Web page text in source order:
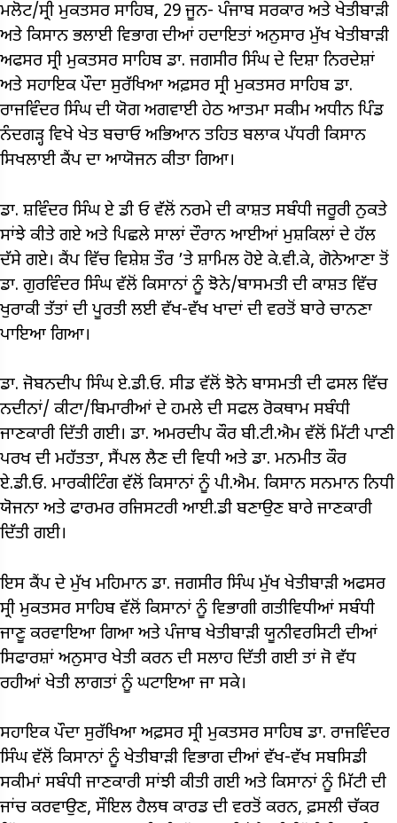
ਮਲੋਟ/ਸ੍ਰੀ ਮੁਕਤਸਰ ਸਾਹਿਬ, 29 ਜੂਨ- ਪੰਜਾਬ ਸਰਕਾਰ ਅਤੇ ਖੇਤੀਬਾੜੀ
ਅਤੇ ਕਿਸਾਨ ਭਲਾਈ ਵਿਭਾਗ ਦੀਆਂ ਹਦਾਇਤਾਂ ਅਨੁਸਾਰ ਮੁੱਖ ਖੇਤੀਬਾੜੀ
ਅਫਸਰ ਸ੍ਰੀ ਮੁਕਤਸਰ ਸਾਹਿਬ ਡਾ. ਜਗਸੀਰ ਸਿੰਘ ਦੇ ਦਿਸ਼ਾ ਨਿਰਦੇਸ਼ਾਂ
ਅਤੇ ਸਹਾਇਕ ਪੌਦਾ ਸੁਰੱਖਿਆ ਅਫ਼ਸਰ ਸ੍ਰੀ ਮੁਕਤਸਰ ਸਾਹਿਬ ਡਾ.
ਰਾਜਵਿੰਦਰ ਸਿੰਘ ਦੀ ਯੋਗ ਅਗਵਾਈ ਹੇਠ ਆਤਮਾ ਸਕੀਮ ਅਧੀਨ ਪਿੰਡ
ਨੰਦਗੜ੍ਹ ਵਿਖੇ ਖੇਤ ਬਚਾਓ ਅਭਿਆਨ ਤਹਿਤ ਬਲਾਕ ਪੱਧਰੀ ਕਿਸਾਨ
ਸਿਖਲਾਈ ਕੈਂਪ ਦਾ ਆਯੋਜਨ ਕੀਤਾ ਗਿਆ।
ਡਾ. ਸ਼ਵਿੰਦਰ ਸਿੰਘ ਏ ਡੀ ਓ ਵੱਲੋਂ ਨਰਮੇ ਦੀ ਕਾਸ਼ਤ ਸਬੰਧੀ ਜਰੂਰੀ ਨੁਕਤੇ
ਸਾਂਝੇ ਕੀਤੇ ਗਏ ਅਤੇ ਪਿਛਲੇ ਸਾਲਾਂ ਦੌਰਾਨ ਆਈਆਂ ਮੁਸ਼ਕਿਲਾਂ ਦੇ ਹੱਲ
ਦੱਸੇ ਗਏ। ਕੈਂਪ ਵਿੱਚ ਵਿਸ਼ੇਸ਼ ਤੌਰ ’ਤੇ ਸ਼ਾਮਿਲ ਹੋਏ ਕੇ.ਵੀ.ਕੇ, ਗੋਨੇਆਣਾ ਤੋਂ
ਡਾ. ਗੁਰਵਿੰਦਰ ਸਿੰਘ ਵੱਲੋਂ ਕਿਸਾਨਾਂ ਨੂੰ ਝੋਨੇ/ਬਾਸਮਤੀ ਦੀ ਕਾਸ਼ਤ ਵਿੱਚ
ਖੁਰਾਕੀ ਤੱਤਾਂ ਦੀ ਪੂਰਤੀ ਲਈ ਵੱਖ-ਵੱਖ ਖਾਦਾਂ ਦੀ ਵਰਤੋਂ ਬਾਰੇ ਚਾਨਣਾ
ਪਾਇਆ ਗਿਆ।
ਡਾ. ਜੋਬਨਦੀਪ ਸਿੰਘ ਏ.ਡੀ.ਓ. ਸੀਡ ਵੱਲੋਂ ਝੋਨੇ ਬਾਸਮਤੀ ਦੀ ਫਸਲ ਵਿੱਚ
ਨਦੀਨਾਂ/ ਕੀਟਾ/ਬਿਮਾਰੀਆਂ ਦੇ ਹਮਲੇ ਦੀ ਸਫਲ ਰੋਕਥਾਮ ਸਬੰਧੀ
ਜਾਣਕਾਰੀ ਦਿੱਤੀ ਗਈ। ਡਾ. ਅਮਰਦੀਪ ਕੌਰ ਬੀ.ਟੀ.ਐਮ ਵੱਲੋਂ ਮਿੱਟੀ ਪਾਣੀ
ਪਰਖ ਦੀ ਮਹੱਤਤਾ, ਸੈਂਪਲ ਲੈਣ ਦੀ ਵਿਧੀ ਅਤੇ ਡਾ. ਮਨਮੀਤ ਕੌਰ
ਏ.ਡੀ.ਓ. ਮਾਰਕੀਟਿੰਗ ਵੱਲੋਂ ਕਿਸਾਨਾਂ ਨੂੰ ਪੀ.ਐਮ. ਕਿਸਾਨ ਸਨਮਾਨ ਨਿਧੀ
ਯੋਜਨਾ ਅਤੇ ਫਾਰਮਰ ਰਜਿਸਟਰੀ ਆਈ.ਡੀ ਬਣਾਉਣ ਬਾਰੇ ਜਾਣਕਾਰੀ
ਦਿੱਤੀ ਗਈ।
ਇਸ ਕੈਂਪ ਦੇ ਮੁੱਖ ਮਹਿਮਾਨ ਡਾ. ਜਗਸੀਰ ਸਿੰਘ ਮੁੱਖ ਖੇਤੀਬਾੜੀ ਅਫਸਰ
ਸ੍ਰੀ ਮੁਕਤਸਰ ਸਾਹਿਬ ਵੱਲੋਂ ਕਿਸਾਨਾਂ ਨੂੰ ਵਿਭਾਗੀ ਗਤੀਵਿਧੀਆਂ ਸਬੰਧੀ
ਜਾਣੂ ਕਰਵਾਇਆ ਗਿਆ ਅਤੇ ਪੰਜਾਬ ਖੇਤੀਬਾੜੀ ਯੂਨੀਵਰਸਿਟੀ ਦੀਆਂ
ਸਿਫਾਰਸ਼ਾਂ ਅਨੁਸਾਰ ਖੇਤੀ ਕਰਨ ਦੀ ਸਲਾਹ ਦਿੱਤੀ ਗਈ ਤਾਂ ਜੋ ਵੱਧ
ਰਹੀਆਂ ਖੇਤੀ ਲਾਗਤਾਂ ਨੂੰ ਘਟਾਇਆ ਜਾ ਸਕੇ।
ਸਹਾਇਕ ਪੌਦਾ ਸੁਰੱਖਿਆ ਅਫ਼ਸਰ ਸ੍ਰੀ ਮੁਕਤਸਰ ਸਾਹਿਬ ਡਾ. ਰਾਜਵਿੰਦਰ
ਸਿੰਘ ਵੱਲੋਂ ਕਿਸਾਨਾਂ ਨੂੰ ਖੇਤੀਬਾੜੀ ਵਿਭਾਗ ਦੀਆਂ ਵੱਖ-ਵੱਖ ਸਬਸਿਡੀ
ਸਕੀਮਾਂ ਸਬੰਧੀ ਜਾਣਕਾਰੀ ਸਾਂਝੀ ਕੀਤੀ ਗਈ ਅਤੇ ਕਿਸਾਨਾਂ ਨੂੰ ਮਿੱਟੀ ਦੀ
ਜਾਂਚ ਕਰਵਾਉਣ, ਸੌਇਲ ਹੈਲਥ ਕਾਰਡ ਦੀ ਵਰਤੋਂ ਕਰਨ, ਫ਼ਸਲੀ ਚੱਕਰ